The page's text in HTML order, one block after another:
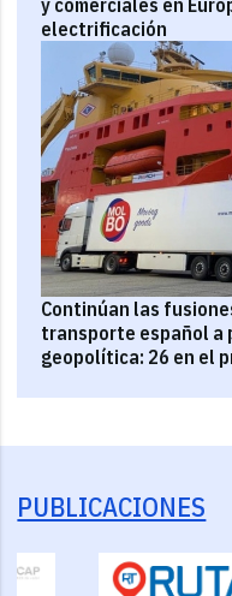
electrificación
Continúan las
transporte español a
geopolítica: 26 en el
PUBLICACIONES